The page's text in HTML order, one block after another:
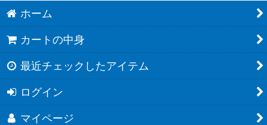
ホーム
カートの中身
最近チェックしたアイテム
ログイン
マイページ